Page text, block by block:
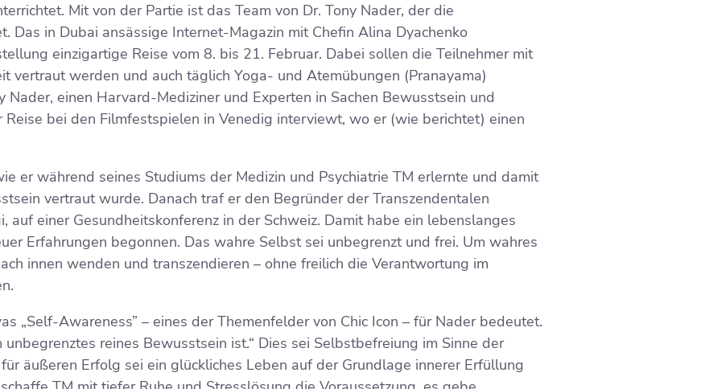
Mit von der Partie ist das Team von Dr. Tony Nader, der die
Das in Dubai ansässige Internet-Magazin mit Chefin Alina Dyachenko
einzigartige Reise vom 8. bis 21. Februar. Dabei sollen die Teilnehmer mit
vertraut werden und auch täglich Yoga- und Atemübungen (Pranayama)
Nader, einen Harvard-Mediziner und Experten in Sachen Bewusstsein und
bei den Filmfestspielen in Venedig interviewt, wo er (wie berichtet) einen
er während seines Studiums der Medizin und Psychiatrie TM erlernte und damit
vertraut wurde. Danach traf er den Begründer der Transzendentalen
auf einer Gesundheitskonferenz in der Schweiz. Damit habe ein lebenslanges
Erfahrungen begonnen. Das wahre Selbst sei unbegrenzt und frei. Um wahres
innen wenden und transzendieren – ohne freilich die Verantwortung im
„Self-Awareness” – eines der Themenfelder von Chic Icon – für Nader bedeutet.
unbegrenztes reines Bewusstsein ist.“ Dies sei Selbstbefreiung im Sinne der
äußeren Erfolg sei ein glückliches Leben auf der Grundlage innerer Erfüllung